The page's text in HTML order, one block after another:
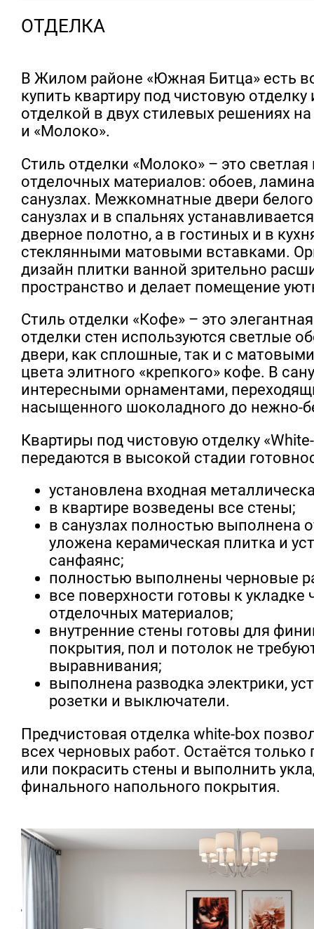
ОТДЕЛКА
В Жилом районе «Южная Битца» есть
купить квартиру под чистовую
отделкой в двух стилевых решениях
и «Молоко».
Стиль отделки «Молоко» – это
отделочных материалов: обоев,
санузлах. Межкомнатные двери
санузлах и в спальнях
дверное полотно, а в гостиных и в
стеклянными матовыми вставками.
дизайн плитки ванной зрительно
пространство и делает помещение
Стиль отделки «Кофе» – это
отделки стен используются светлые
двери, как сплошные, так и с
цвета элитного «крепкого» кофе. В
интересными орнаментами,
насыщенного шоколадного до нежно-
Квартиры под чистовую отделку
передаются в высокой стадии
установлена входная
в квартире возведены все стены;
в санузлах полностью выполнена
уложена керамическая плитка и
санфаянс;
полностью выполнены черновые
все поверхности готовы к укладке
отделочных материалов;
внутренние стены готовы для
покрытия, пол и потолок не
выравнивания;
выполнена разводка электрики,
розетки и выключатели.
Предчистовая отделка white-box
всех черновых работ. Остаётся только
или покрасить стены и выполнить
финального напольного покрытия.